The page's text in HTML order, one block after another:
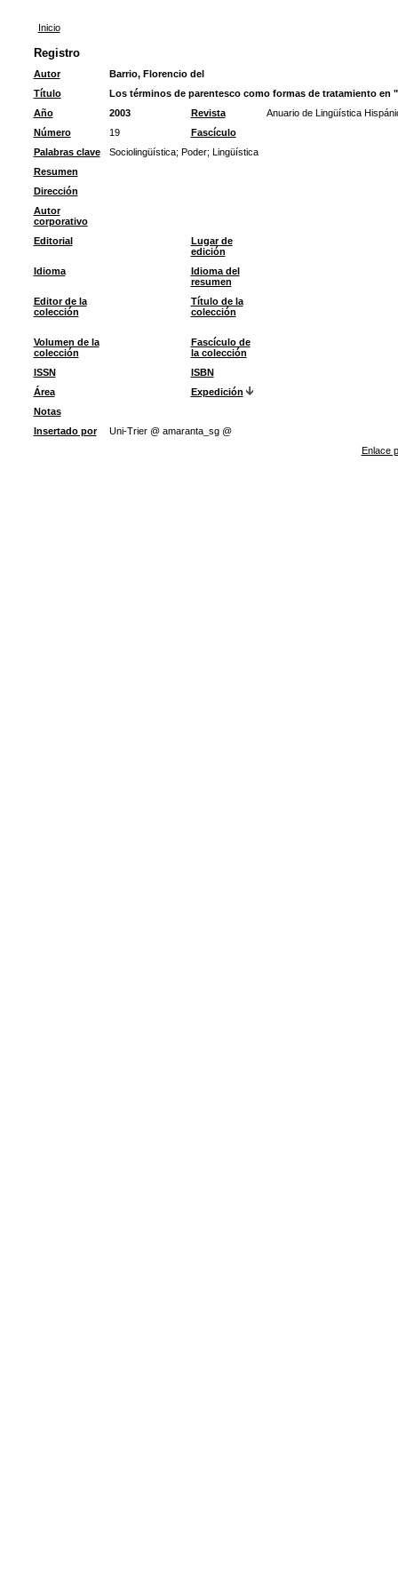
Inicio
Registro
Autor
Barrio, Florencio del
Título
Los términos de parentesco como formas de tratamiento en
Año
2003 Revista
Anuario de Lingüística
Número
19
Fascículo
Palabras clave
Sociolingüística; Poder; Lingüística
Resumen
Dirección
Autor
corporativo
Editorial
Lugar de
edición
Idioma
Idioma del
resumen
Editor de la
colección
Título de la
colección
Volumen de la
colección
Fascículo de
la colección
ISSN
ISBN
Área
Expedición
Notas
Insertado por
Uni-Trier @ amaranta_sg @
Enlace